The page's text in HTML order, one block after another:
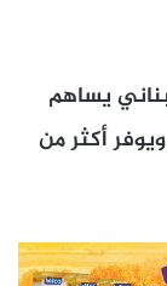
يساهم
ويوفر أكثر من